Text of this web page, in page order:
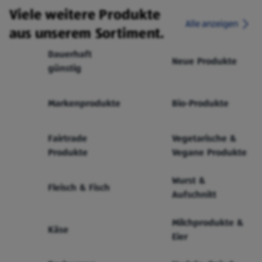
Viele weitere Produkte
aus unserem Sortiment.
Alle anzeigen
Dauerhaft
günstig
Neue Produkte
Markenprodukte Bio-Produkte
Fairtrade
Produkte
Vegetarische &
Vegane Produkte
Fleisch & Fisch
Wurst &
Aufschnitt
Käse
Milchprodukte &
Eier